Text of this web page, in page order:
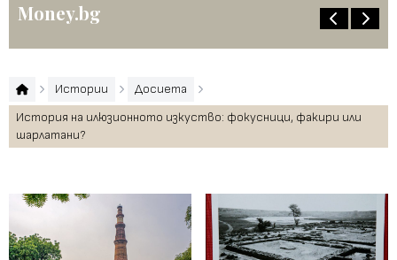
Money.bg
Истории
Досиета
История на илюзионното изкуство: фокусници, факири или
шарлатани?